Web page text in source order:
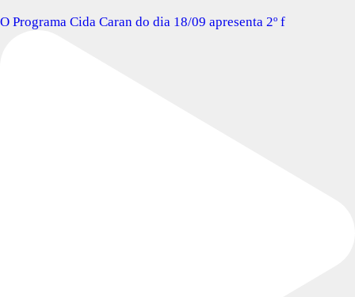
O Programa Cida Caran do dia 18/09 apresenta 2º f